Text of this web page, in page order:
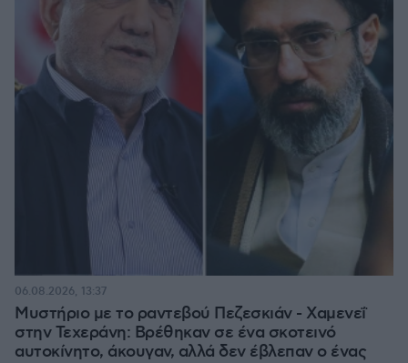
Μυστήριο με το ραντεβού Πεζεσκιάν - Χαμενεΐ
στην Τεχεράνη: Βρέθηκαν σε ένα σκοτεινό
αυτοκίνητο, άκουγαν, αλλά δεν έβλεπαν ο ένας
06.08.2026, 13:37